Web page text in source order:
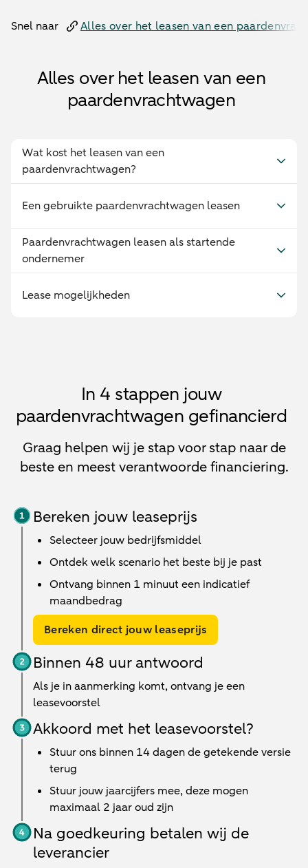
Snel naar Alles over het leasen van een
Alles over het leasen van een
paardenvrachtwagen
Wat kost het leasen van een
paardenvrachtwagen?
Een gebruikte paardenvrachtwagen leasen
Paardenvrachtwagen leasen als startende
ondernemer
Lease mogelijkheden
In 4 stappen jouw
paardenvrachtwagen gefinancierd
Graag helpen wij je stap voor stap naar de
beste en meest verantwoorde financiering.
Bereken jouw leaseprijs
Selecteer jouw bedrijfsmiddel
Ontdek welk scenario het beste bij je past
Ontvang binnen 1 minuut een indicatief
maandbedrag
Bereken direct jouw leaseprijs
Binnen 48 uur antwoord
Als je in aanmerking komt, ontvang je een
leasevoorstel
Akkoord met het leasevoorstel?
Stuur ons binnen 14 dagen de getekende versie
terug
Stuur jouw jaarcijfers mee, deze mogen
maximaal 2 jaar oud zijn
Na goedkeuring betalen wij de
leverancier